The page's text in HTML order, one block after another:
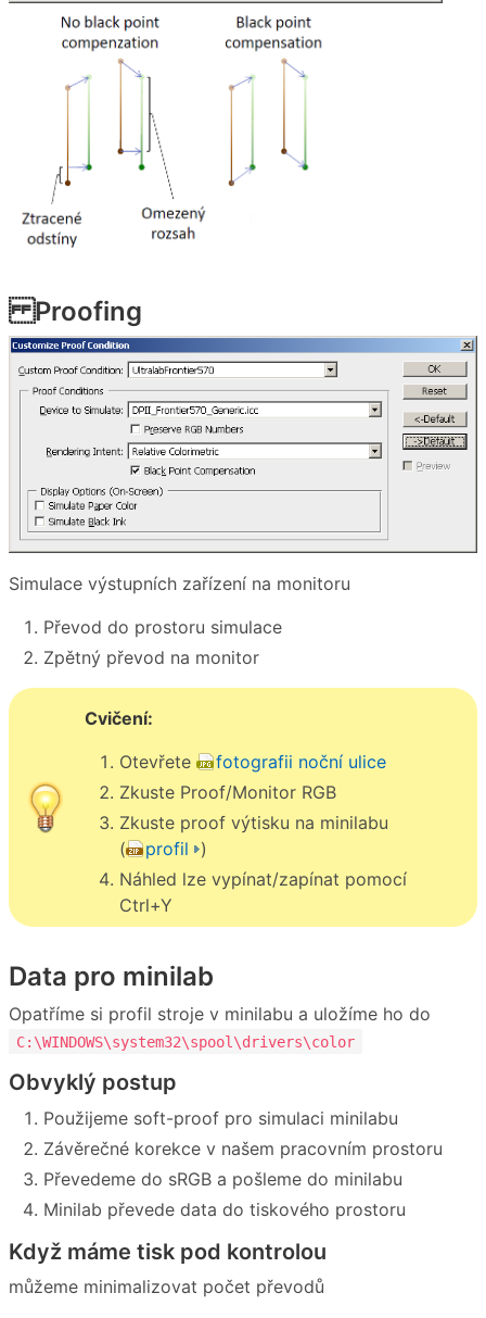
Proofing
Simulace výstupních zařízení na monitoru
Převod do prostoru simulace
Zpětný převod na monitor
Cvičení:
Otevřete
fotografii noční ulice
Zkuste Proof/Monitor RGB
Zkuste proof výtisku na minilabu
(
profil
)
Náhled lze vypínat/zapínat pomocí
Ctrl+Y
Data pro minilab
Opatříme si profil stroje v minilabu a uložíme ho do
C:\WINDOWS\system32\spool\drivers\color
Obvyklý postup
Použijeme soft-proof pro simulaci minilabu
Závěrečné korekce v našem pracovním prostoru
Převedeme do sRGB a pošleme do minilabu
Minilab převede data do tiskového prostoru
Když máme tisk pod kontrolou
můžeme minimalizovat počet převodů